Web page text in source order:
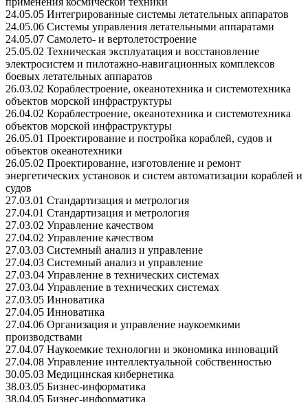
24.05.05 Интегрированные системы летательных аппаратов
24.05.06 Системы управления летательными аппаратами
24.05.07 Самолето- и вертолетостроение
25.05.02 Техническая эксплуатация и восстановление
электросистем и пилотажно-навигационных комплексов
боевых летательных аппаратов
26.03.02 Кораблестроение, океанотехника и системотехника
объектов морской инфраструктуры
26.04.02 Кораблестроение, океанотехника и системотехника
объектов морской инфраструктуры
26.05.01 Проектирование и постройка кораблей, судов и
объектов океанотехники
26.05.02 Проектирование, изготовление и ремонт
энергетических установок и систем автоматизации кораблей и
судов
27.03.01 Стандартизация и метрология
27.04.01 Стандартизация и метрология
27.03.02 Управление качеством
27.04.02 Управление качеством
27.03.03 Системный анализ и управление
27.04.03 Системный анализ и управление
27.03.04 Управление в технических системах
27.03.04 Управление в технических системах
27.03.05 Инноватика
27.04.05 Инноватика
27.04.06 Организация и управление наукоемкими
производствами
27.04.07 Наукоемкие технологии и экономика инноваций
27.04.08 Управление интеллектуальной собственностью
30.05.03 Медицинская кибернетика
38.03.05 Бизнес-информатика
38.04.05 Бизнес-информатика